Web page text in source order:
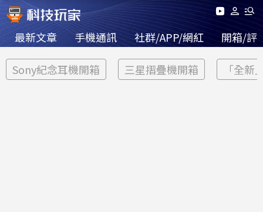
最新文章 手機通訊 社群/APP/網紅 開箱/評
Sony紀念耳機開箱 三星摺疊機開箱 「全新